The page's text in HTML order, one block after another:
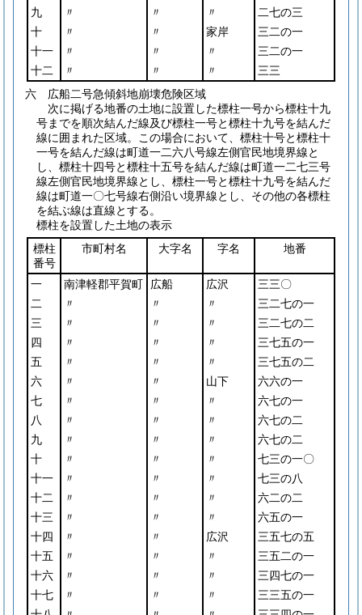
九
〃 〃 〃
二七の三
十
〃 〃 家岸
三二の一
十一
〃 〃 〃
三二の一
十二
〃 〃 〃
三三
六 広船二号急傾斜地崩壊危険区域
次に掲げる地番の土地に設置した標柱一号から標柱十九
号までを順次結んだ線及び標柱一号と標柱十九号を結んだ
線に囲まれた区域。この場合において、標柱十号と標柱十
一号を結んだ線は町道一二六八号線左側官民地境界線と
し、標柱十四号と標柱十五号を結んだ線は町道一二七三号
線左側官民地境界線とし、標柱一号と標柱十九号を結んだ
線は町道一〇七号線右側沿い境界線とし、その他の各標柱
を結ぶ線は直線とする。
標柱を設置した土地の表示
標柱
番号
市町村名 大字名 字名 地番
一 南津軽郡平賀町 広船 広沢
三三〇
二
〃 〃 〃
三二七の一
三
〃 〃 〃
三二七の二
四
〃 〃 〃
三七五の一
五
〃 〃 〃
三七五の二
六
〃 〃 山下
六六の一
七
〃 〃 〃
六七の一
八
〃 〃 〃
六七の二
九
〃 〃 〃
六七の二
十
〃 〃 〃
七三の一〇
十一
〃 〃 〃
七三の八
十二
〃 〃 〃
六二の二
十三
〃 〃 〃
六五の一
十四
〃 〃 広沢
三五七の五
十五
〃 〃 〃
三五二の一
十六
〃 〃 〃
三四七の一
十七
〃 〃 〃
三三五の一